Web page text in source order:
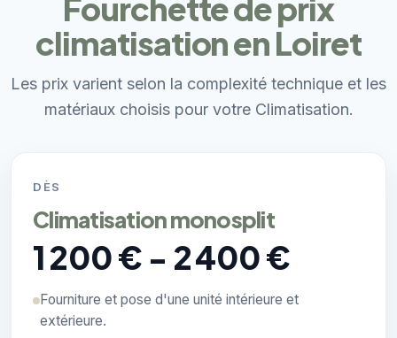
Fourchette de prix
climatisation en Loiret
Les prix varient selon la complexité technique et les
matériaux choisis pour votre Climatisation.
DÈS
Climatisation monosplit
1 200 € - 2 400 €
Fourniture et pose d'une unité intérieure et
extérieure.